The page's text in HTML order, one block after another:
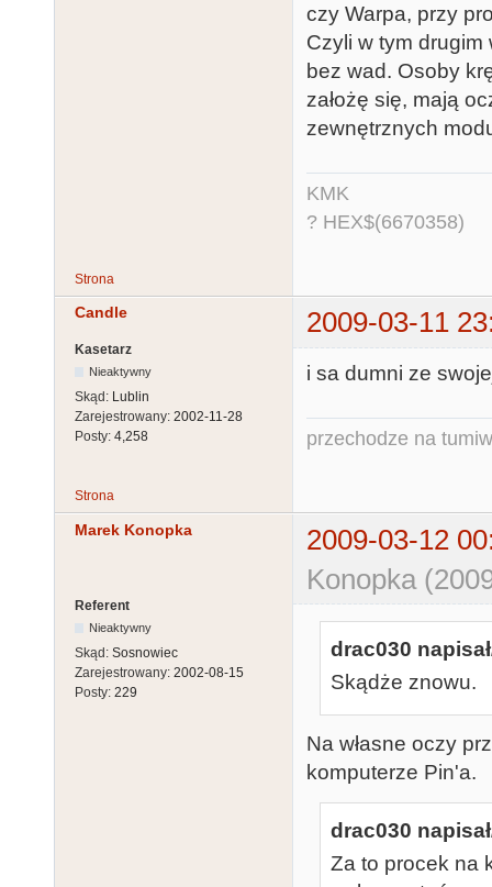
czy Warpa, przy
Czyli w tym
bez wad. Osoby
założę się, mają
zewnętrznych
KMK
? HEX$(6670358)
Strona
Candle 2009-03-11
Kasetarz
Nieaktywny
Skąd: Lublin
Zarejestrowany: 2002-11-28
Posty: 4,258
i sa dumni ze
przechodze na
Strona
Marek Konopka
2009-03-12
Konopka
Referent
Nieaktywny
Skąd: Sosnowiec
Zarejestrowany: 2002-08-15
Posty: 229
drac030
Skądże znowu.
Na własne oczy
komputerze Pin'a.
drac030
Za to procek na